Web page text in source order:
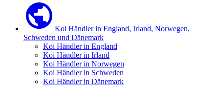
Koi Händler in England, Irland, Norwegen,
Schweden und Dänemark
Koi Händler in England
Koi Händler in Irland
Koi Händler in Norwegen
Koi Händler in Schweden
Koi Händler in Dänemark